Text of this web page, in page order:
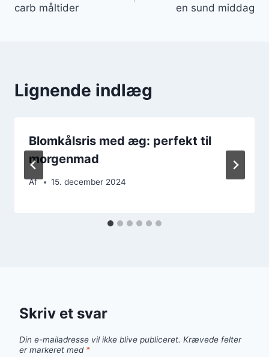
carb måltider
en sund middag
Lignende indlæg
Blomkålsris med æg: perfekt til
morgenmad
Af 15. december 2024
Skriv et svar
Din e-mailadresse vil ikke blive publiceret. Krævede felter
er markeret med *